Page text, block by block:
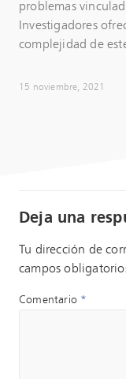
problemas
Investigadores
complejidad de
15 noviembre, 2021
Deja una
Tu dirección de
campos
Comentario *